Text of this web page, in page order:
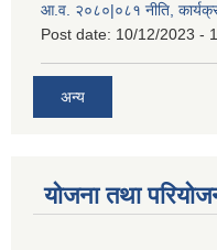
आ.व. २०८०|०८१ नीति,
Post date: 10/12/2023 -
अन्य
योजना तथा